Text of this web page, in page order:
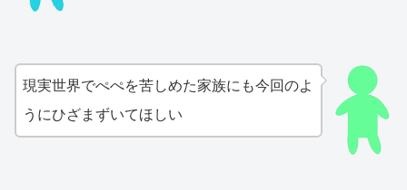
現実世界でぺぺを苦しめた家族にも今回のよ
うにひざまずいてほしい